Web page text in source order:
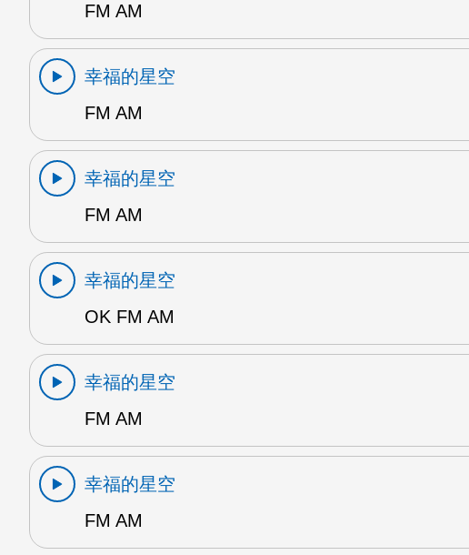
FM AM
幸福的星空
FM AM
幸福的星空
FM AM
幸福的星空
OK FM AM
幸福的星空
FM AM
幸福的星空
FM AM